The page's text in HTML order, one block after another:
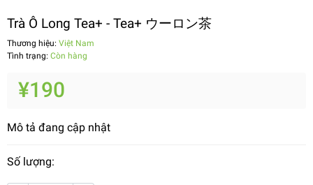
Trà Ô Long Tea+ - Tea+ ウーロン茶
Thương hiệu: Việt Nam
Tình trạng: Còn hàng
¥190
Mô tả đang cập nhật
Số lượng: